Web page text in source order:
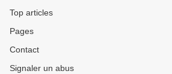
Top articles
Pages
Contact
Signaler un abus